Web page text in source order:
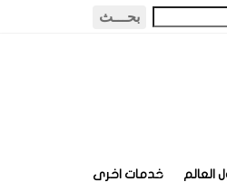
العالم خدمات اخرى